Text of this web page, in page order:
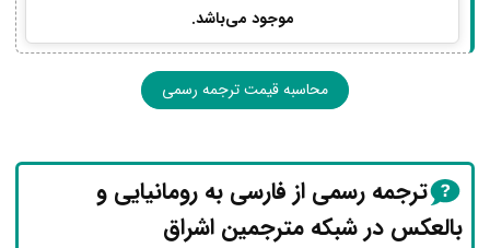
موجود می‌باشد.
محاسبه قیمت ترجمه رسمی
ترجمه رسمی از فارسی به رومانیایی و
بالعکس در شبکه مترجمین اشراق